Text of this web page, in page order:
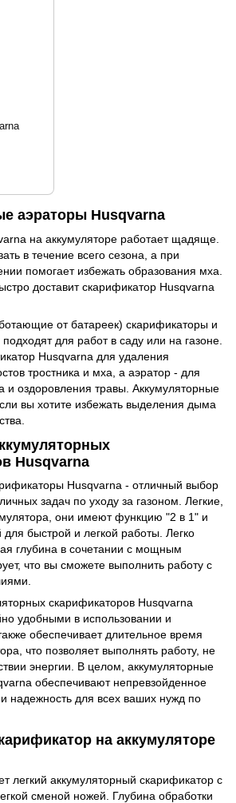
аэраторы Husqvarna
на аккумуляторе работает щадяще.
в течение всего сезона, а при
помогает избежать образования мха.
доставит скарификатор Husqvarna
от батареек) скарификаторы и
для работ в саду или на газоне.
Husqvarna для удаления
тростника и мха, а аэратор - для
и оздоровления травы. Аккумуляторные
вы хотите избежать выделения дыма
Husqvarna
Husqvarna - отличный выбор
задач по уходу за газоном. Легкие,
они имеют функцию "2 в 1" и
для быстрой и легкой работы. Легко
глубина в сочетании с мощным
что вы сможете выполнить работу с
скарификаторов Husqvarna
удобными в использовании и
обеспечивает длительное время
что позволяет выполнять работу, не
энергии. В целом, аккумуляторные
обеспечивают непревзойденное
надежность для всех ваших нужд по
на аккумуляторе
легкий аккумуляторный скарификатор с
сменой ножей. Глубина обработки